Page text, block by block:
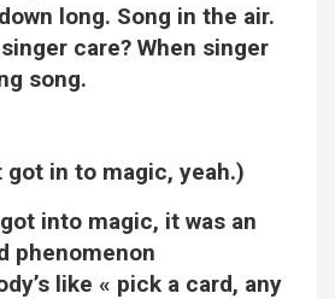
long. Song in the air.
care? When singer
song.
got in to magic, yeah.)
into magic, it was an
phenomenon
like « pick a card, any